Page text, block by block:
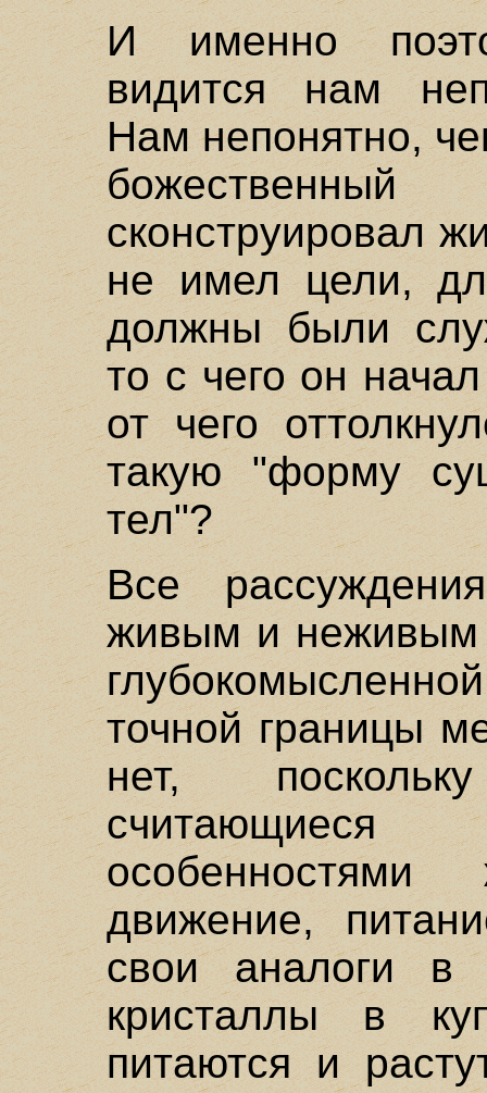
И именно
видится нам
Нам непонятно,
сконструировал
не имел цели,
должны были
то с чего он
от чего
такую "форму
тел"?
Все
живым и неживым
точной границы
нет,
движение,
свои аналоги в
кристаллы в
питаются и